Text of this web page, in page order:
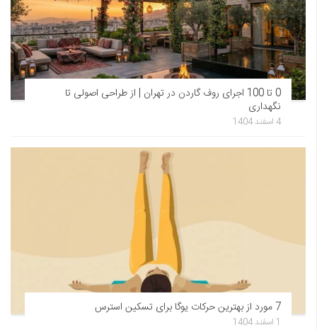
0 تا 100 اجرای روف گاردن در تهران | از طراحی اصولی تا
نگهداری
4 اسفند 1404
7 مورد از بهترین حرکات یوگا برای تسکین استرس
1 اسفند 1404